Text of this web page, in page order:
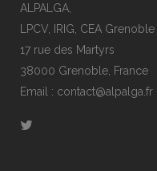
ALPALGA,
LPCV, IRIG, CEA Grenoble
17 rue des Martyrs
38000 Grenoble, France
Email : contact@alpalga.fr